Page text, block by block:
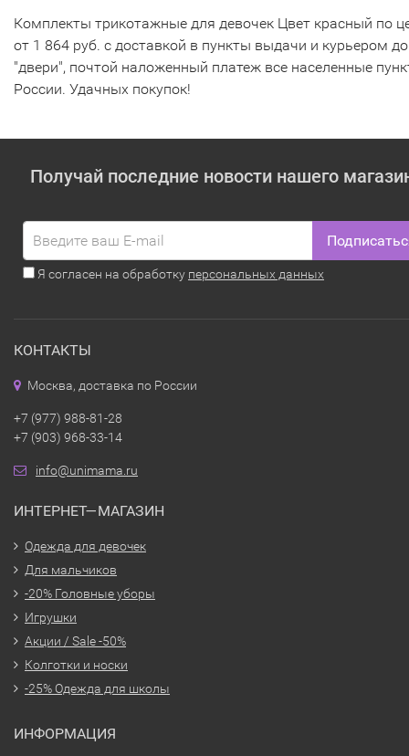
Комплекты трикотажные для девочек Цвет красный по
от 1 864 руб. с доставкой в пункты выдачи и курьером до
"двери", почтой наложенный платеж все населенные
России. Удачных покупок!
Получай последние новости нашего
Я согласен на обработку персональных данных
КОНТАКТЫ
Москва, доставка по России
+7 (977) 988-81-28
+7 (903) 968-33-14
info@unimama.ru
ИНТЕРНЕТ—МАГАЗИН
Одежда для девочек
Для мальчиков
-20% Головные уборы
Игрушки
Акции / Sale -50%
Колготки и носки
-25% Одежда для школы
ИНФОРМАЦИЯ